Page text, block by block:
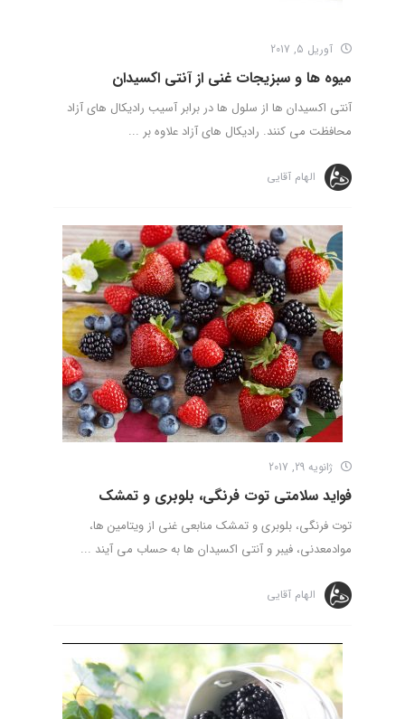
آوریل 5, 2017
میوه ها و سبزیجات غنی از آنتی اکسیدان
آنتی اکسیدان ها از سلول ها در برابر آسیب رادیکال های آزاد
محافظت می کنند. رادیکال های آزاد علاوه بر ...
الهام آقایی
ژانویه 29, 2017
فواید سلامتی توت فرنگی، بلوبری و تمشک
توت فرنگی، بلوبری و تمشک منابعی غنی از ویتامین ها،
موادمعدنی، فیبر و آنتی اکسیدان ها به حساب می آیند ...
الهام آقایی